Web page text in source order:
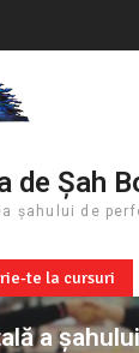
de Șah
șahului de
te la cursuri
a